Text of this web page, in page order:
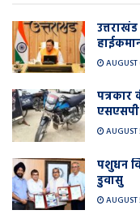
पशुधन
डुवासु